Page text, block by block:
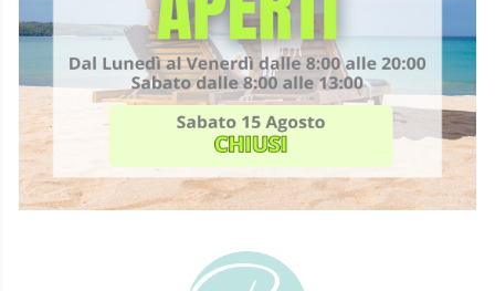
miei dati personali.
CONTATTACI
Alternative: